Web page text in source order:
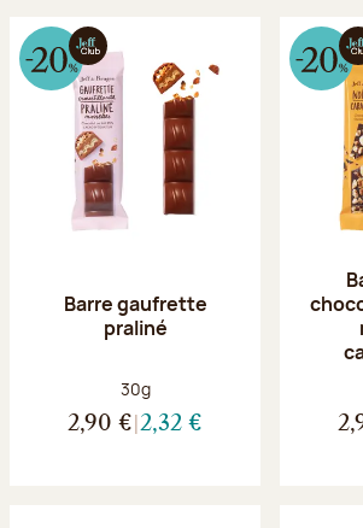
Barre gaufrette
praliné
Poids net :
30g
2,90 € 2,32 €